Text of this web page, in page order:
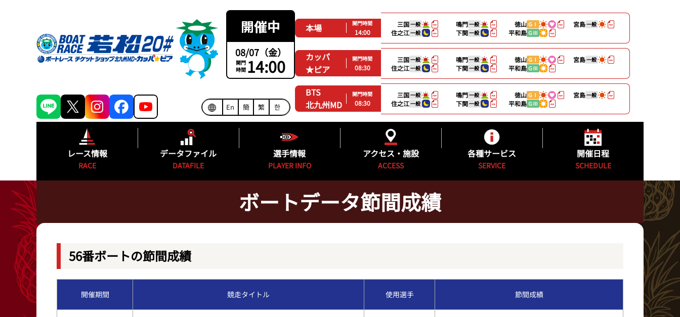
本場 開門時間
14:00
三国一般 鳴門一般 徳山 ＧⅠ 宮島一般
住之江一般 下関一般 平和島 ＧⅢ
カッパ
★ピア
開門時間
08:30
三国一般 鳴門一般 徳山 ＧⅠ 宮島一般
住之江一般 下関一般 平和島 ＧⅢ
BTS
北九州MD
開門時間
08:30
三国一般 鳴門一般 徳山 ＧⅠ 宮島一般
住之江一般 下関一般 平和島 ＧⅢ
08/07（金）
開門
時間 14:00
En 簡 繁 한
レース情報
RACE
出場予定選手一覧
レース結果
モーター抽選結果・前検タイムランキング
得点率ランキング
進入コース別選手成績
データファイル
DATAFILE
ボートランキング
出目データ
選手情報
PLAYER INFO
福岡支部選手一覧
フレッシュルーキー&新人紹介
アクセス・施設
ACCESS
施設紹介
無料バス時刻表
外向発売所カッパ★ピア
各種サービス
SERVICE
公式YouTube配信番組表
開催日程
SCHEDULE
カッパ★ピア発売日程表
ボートデータ節間成績
56番ボートの節間成績
開催期間 競走タイトル 使用選手 節間成績